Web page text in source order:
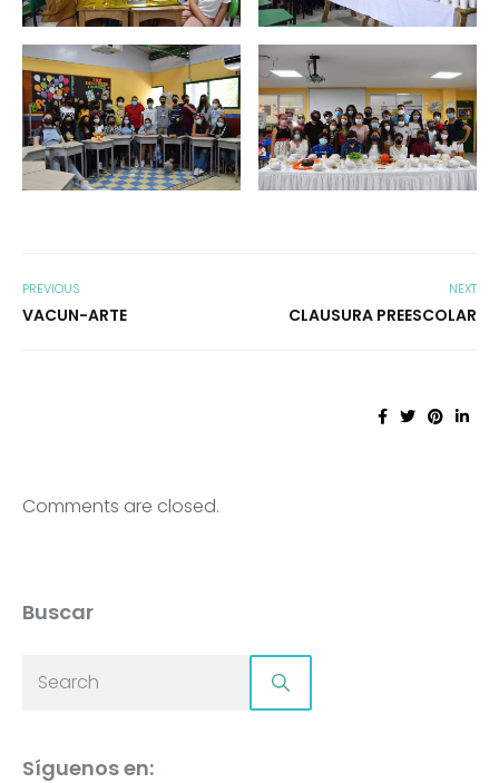
PREVIOUS
VACUN-ARTE
NEXT
CLAUSURA PREESCOLAR
Comments are closed.
Buscar
Síguenos en: